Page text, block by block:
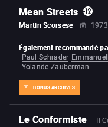
Mean Streets
Martin Scorsese 1973
BONUS ARCHIVES
Également recommandé
Paul Schrader
Yolande Zauberman
Le Conformiste
Il